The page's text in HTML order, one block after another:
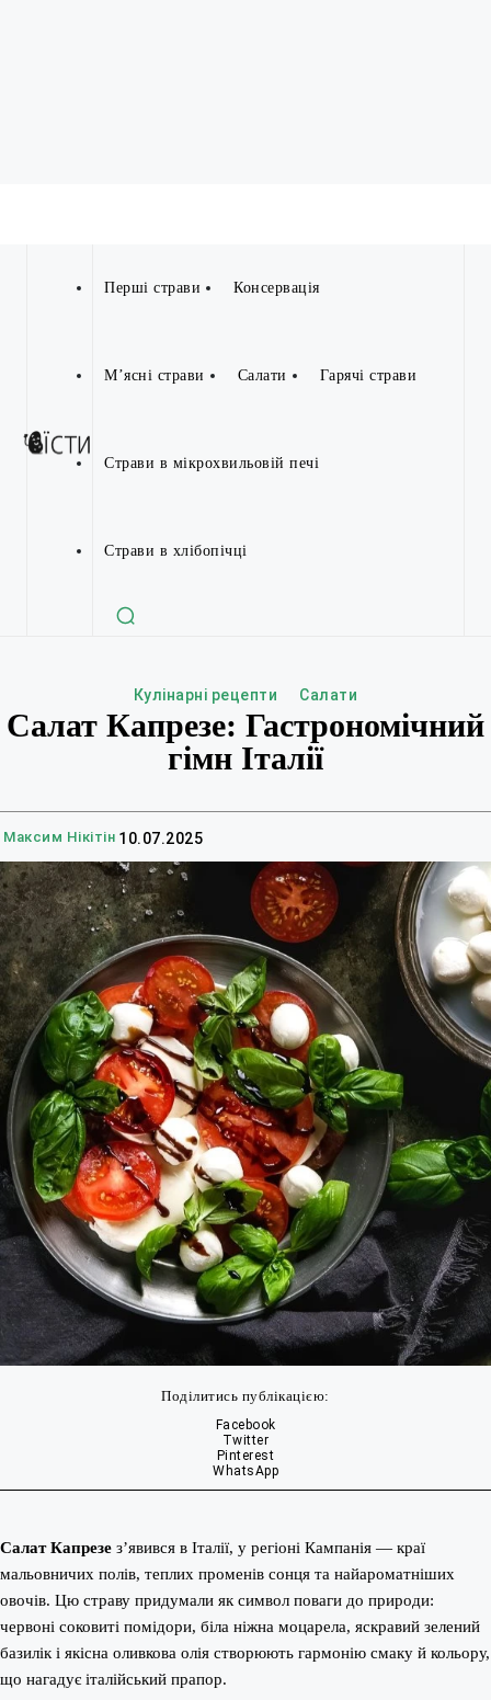
Перші страви Консервація
М’ясні страви Салати Гарячі страви
Страви в мікрохвильовій печі
Страви в хлібопічці
Кулінарні рецепти Салати
Салат Капрезе: Гастрономічний
гімн Італії
Максим Нікітін 10.07.2025
Поділитись публікацією:
Facebook
Twitter
Pinterest
WhatsApp
Салат Капрезе з’явився в Італії, у регіоні Кампанія — краї
мальовничих полів, теплих променів сонця та найароматніших
овочів. Цю страву придумали як символ поваги до природи:
червоні соковиті помідори, біла ніжна моцарела, яскравий зелений
базилік і якісна оливкова олія створюють гармонію смаку й кольору,
що нагадує італійський прапор.